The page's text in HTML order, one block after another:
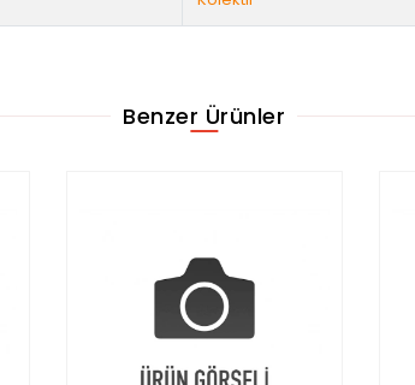
Benzer Ürünler